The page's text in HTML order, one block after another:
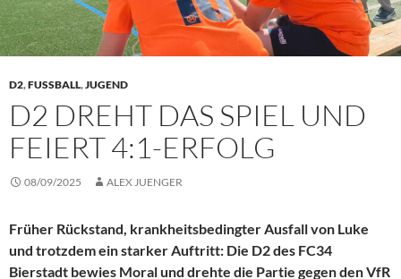
D2,FUSSBALL,JUGEND
D2 DREHT DAS SPIEL UND
FEIERT 4:1-ERFOLG
08/09/2025 ALEX JUENGER
Früher Rückstand, krankheitsbedingter Ausfall von Luke
und trotzdem ein starker Auftritt: Die D2 des FC34
Bierstadt bewies Moral und drehte die Partie gegen den VfR